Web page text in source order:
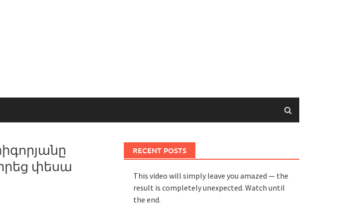
փեսա
RECENT POSTS
This video will simply leave you amazed — the
result is completely unexpected. Watch until
the end.